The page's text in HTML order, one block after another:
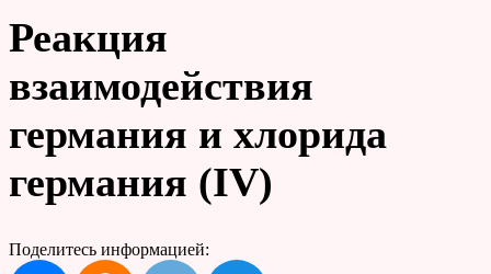
Реакция
взаимодействия
германия и хлорида
германия (IV)
Поделитесь информацией: